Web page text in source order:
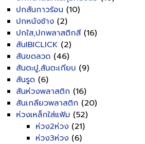
ปกสันกาวร้อน (10)
ปกหนังช้าง (2)
ปกใส,ปกพลาสติกสี (16)
สันIBICLICK (2)
สันขดลวด (46)
สันตะปู,สันตะเกียบ (9)
สันรูด (6)
สันห่วงพลาสติก (16)
สันเกลียวพลาสติก (20)
ห่วงเหล็กใส่แฟ้ม (52)
ห่วง2ห่วง (21)
ห่วง3ห่วง (6)